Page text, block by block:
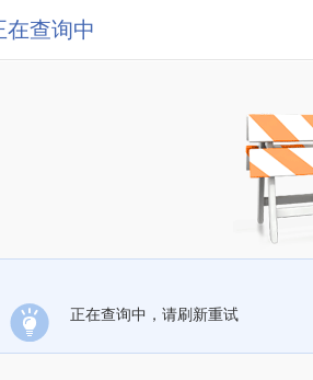
在查询中
正在查询中，请刷新重试